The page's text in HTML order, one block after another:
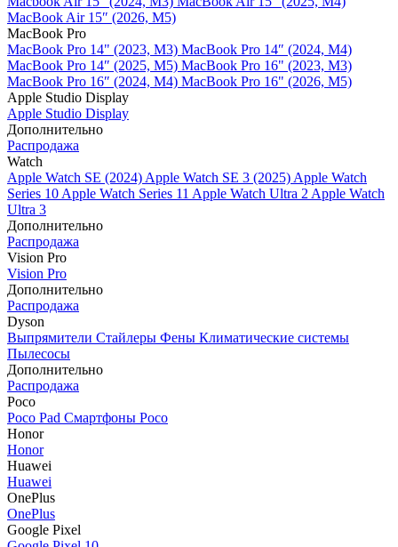
MacBook Air 15″ (2026, M5)
MacBook Pro
MacBook Pro 14" (2023, M3) MacBook Pro 14″ (2024, M4)
MacBook Pro 14″ (2025, M5) MacBook Pro 16" (2023, M3)
MacBook Pro 16″ (2024, M4) MacBook Pro 16" (2026, M5)
Apple Studio Display
Apple Studio Display
Дополнительно
Распродажа
Watch
Apple Watch SE (2024) Apple Watch SE 3 (2025) Apple Watch
Series 10 Apple Watch Series 11 Apple Watch Ultra 2 Apple Watch
Ultra 3
Дополнительно
Распродажа
Vision Pro
Vision Pro
Дополнительно
Распродажа
Dyson
Выпрямители Стайлеры Фены Климатические системы
Пылесосы
Дополнительно
Распродажа
Poco
Poco Pad Смартфоны Poco
Honor
Honor
Huawei
Huawei
OnePlus
OnePlus
Google Pixel